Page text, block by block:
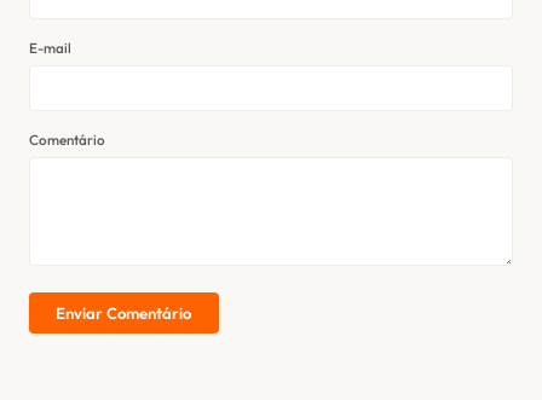
E-mail
Comentário
Enviar Comentário